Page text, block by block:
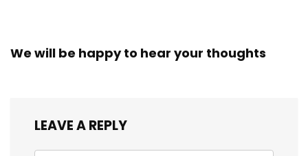
We will be happy to hear your thoughts
LEAVE A REPLY